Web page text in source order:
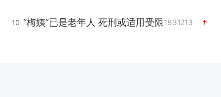
10 “梅姨”已是老年人 死刑或适用受限1831213